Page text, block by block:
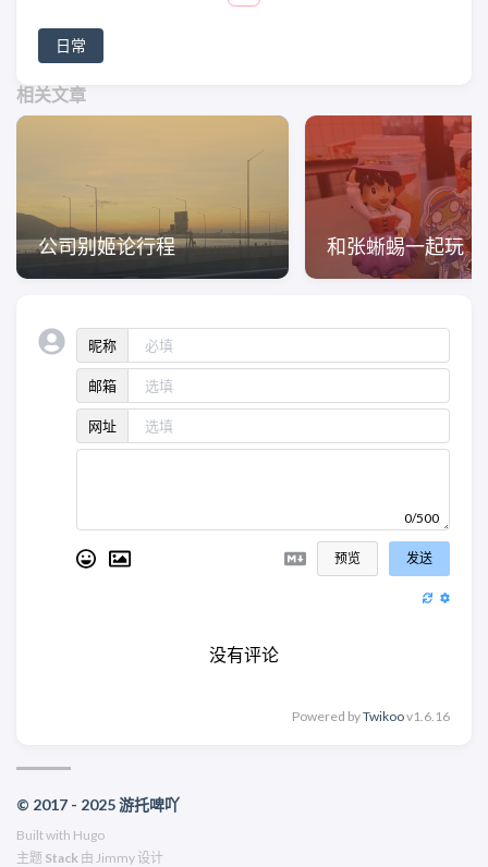
日常
相关文章
公司别姬论行程 和张蜥蜴一起玩
昵称
邮箱
网址
0/500
预览 发送
没有评论
Powered byTwikoov1.6.16
© 2017 - 2025 游托啤吖
Built with Hugo
主题 Stack 由 Jimmy设计